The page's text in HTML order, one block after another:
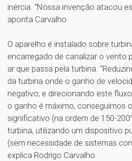
inércia. “Nossa invenção atacou
aponta Carvalho.
O aparelho é instalado sobre
encarregado de canalizar o vento
ar que passa pela turbina.
da turbina onde o ganho de
negativo, e direcionando este
o ganho é máximo, conseguimos
significativo (na ordem de 150-
turbina, utilizando um dispositivo
(sem necessidade de sistemas
explica Rodrigo Carvalho.